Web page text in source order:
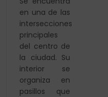
en una de las
intersecciones
principales
del centro de
la ciudad. Su
interior se
organiza en
pasillos que